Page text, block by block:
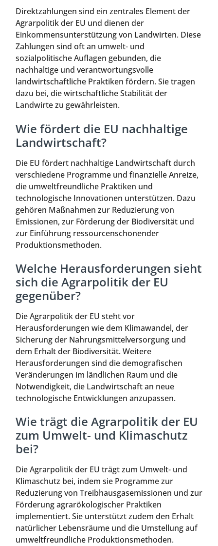
Direktzahlungen sind ein zentrales Element der
Agrarpolitik der EU und dienen der
Einkommensunterstützung von Landwirten. Diese
Zahlungen sind oft an umwelt- und
sozialpolitische Auflagen gebunden, die
nachhaltige und verantwortungsvolle
landwirtschaftliche Praktiken fördern. Sie tragen
dazu bei, die wirtschaftliche Stabilität der
Landwirte zu gewährleisten.
Wie fördert die EU nachhaltige
Landwirtschaft?
Die EU fördert nachhaltige Landwirtschaft durch
verschiedene Programme und finanzielle Anreize,
die umweltfreundliche Praktiken und
technologische Innovationen unterstützen. Dazu
gehören Maßnahmen zur Reduzierung von
Emissionen, zur Förderung der Biodiversität und
zur Einführung ressourcenschonender
Produktionsmethoden.
Welche Herausforderungen sieht
sich die Agrarpolitik der EU
gegenüber?
Die Agrarpolitik der EU steht vor
Herausforderungen wie dem Klimawandel, der
Sicherung der Nahrungsmittelversorgung und
dem Erhalt der Biodiversität. Weitere
Herausforderungen sind die demografischen
Veränderungen im ländlichen Raum und die
Notwendigkeit, die Landwirtschaft an neue
technologische Entwicklungen anzupassen.
Wie trägt die Agrarpolitik der EU
zum Umwelt- und Klimaschutz
bei?
Die Agrarpolitik der EU trägt zum Umwelt- und
Klimaschutz bei, indem sie Programme zur
Reduzierung von Treibhausgasemissionen und zur
Förderung agrarökologischer Praktiken
implementiert. Sie unterstützt zudem den Erhalt
natürlicher Lebensräume und die Umstellung auf
umweltfreundliche Produktionsmethoden.